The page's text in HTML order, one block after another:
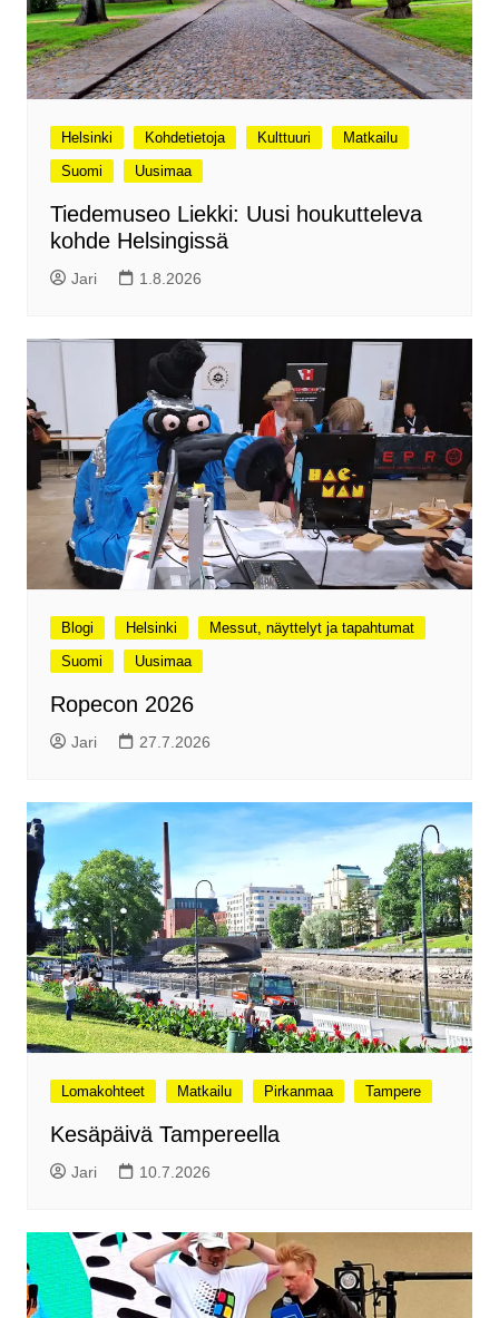
Helsinki Kohdetietoja Kulttuuri
Matkailu
Suomi
Uusimaa
Tiedemuseo Liekki: Uusi houkutteleva
kohde Helsingissä
Jari 1.8.2026
Blogi Helsinki
Messut, näyttelyt ja tapahtumat
Suomi
Uusimaa
Ropecon 2026
Jari 27.7.2026
Lomakohteet Matkailu Pirkanmaa Tampere
Kesäpäivä Tampereella
Jari 10.7.2026